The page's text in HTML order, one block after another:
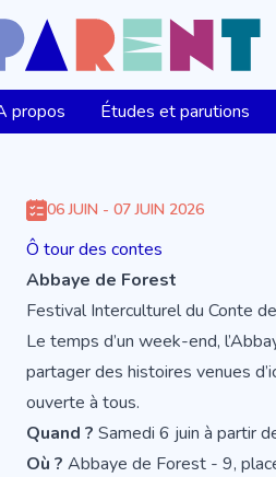
propos Études et parutions
06 JUIN - 07 JUIN 2026
Ô tour des contes
Abbaye de Forest
Festival Interculturel du Conte
Le temps d’un week-end,
partager des histoires venues
ouverte à tous.
Quand ? Samedi 6 juin à partir
Où ? Abbaye de Forest - 9,